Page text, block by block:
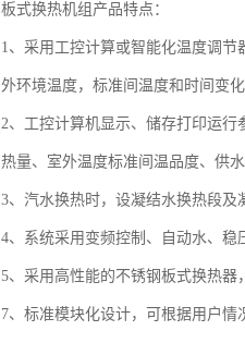
板式换热机组产品特点：
1、采用工控计算或智能化温度调
外环境温度，标准间温度和时间变
2、工控计算机显示、储存打印运
热量、室外温度标准间温品度、供
3、汽水换热时，设凝结水换热段及
4、系统采用变频控制、自动水、稳
5、采用高性能的不锈钢板式换热器
7、标准模块化设计，可根据用户情